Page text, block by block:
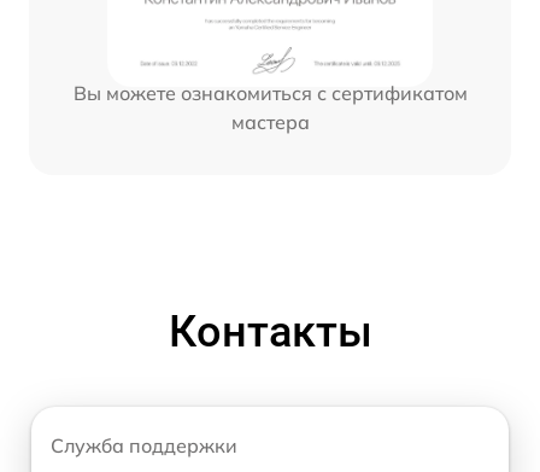
Вы можете ознакомиться с сертификатом
мастера
Контакты
Служба поддержки